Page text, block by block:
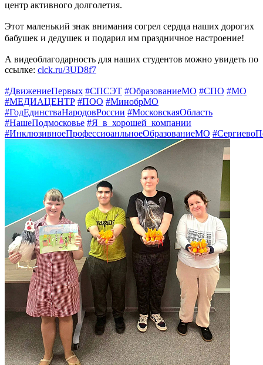
центр активного долголетия.
Этот маленький знак внимания согрел сердца наших дорогих
бабушек и дедушек и подарил им праздничное настроение!
А видеоблагодарность для наших студентов можно увидеть по
ссылке: clck.ru/3UD8f7
#ДвижениеПервых #СПСЭТ #ОбразованиеМО #СПО #МО
#МЕДИАЦЕНТР #ПОО #МинобрМО
#ГодЕдинстваНародовРоссии #МосковскаяОбласть
#НашеПодмосковье #Я_в_хорошей_компании
#ИнклюзивноеПрофессиоанльноеОбразованиеМО